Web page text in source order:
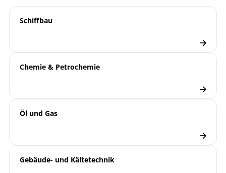
Druckmesstechnik
Schiffbau
Chemie & Petrochemie
Öl und Gas
Gebäude- und Kältetechnik